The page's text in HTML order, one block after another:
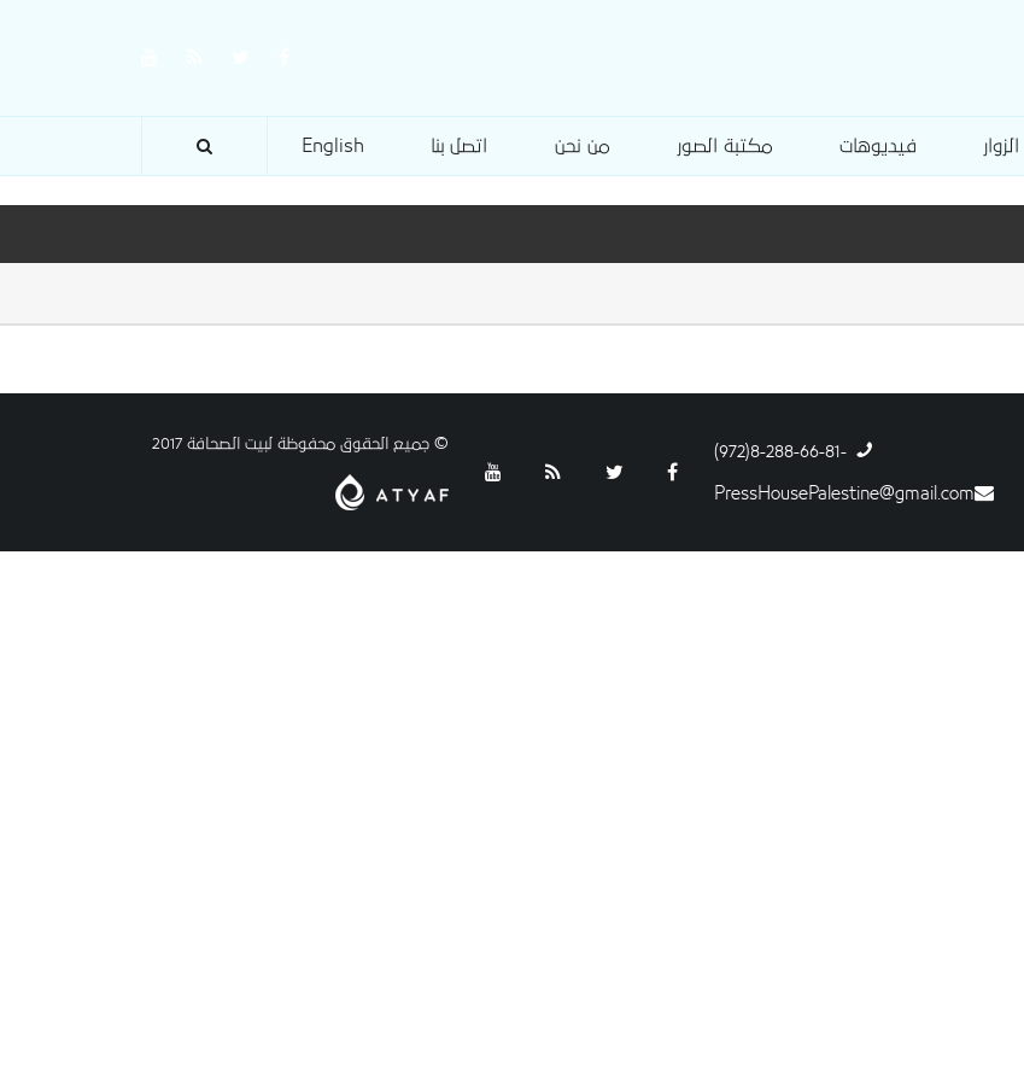
الزوار فيديوهات مكتبة الصور من نحن اتصل بنا English
-8-288-66-81(972)
PressHousePalestine@gmail.com
© جميع الحقوق محفوظة لبيت الصحافة 2017